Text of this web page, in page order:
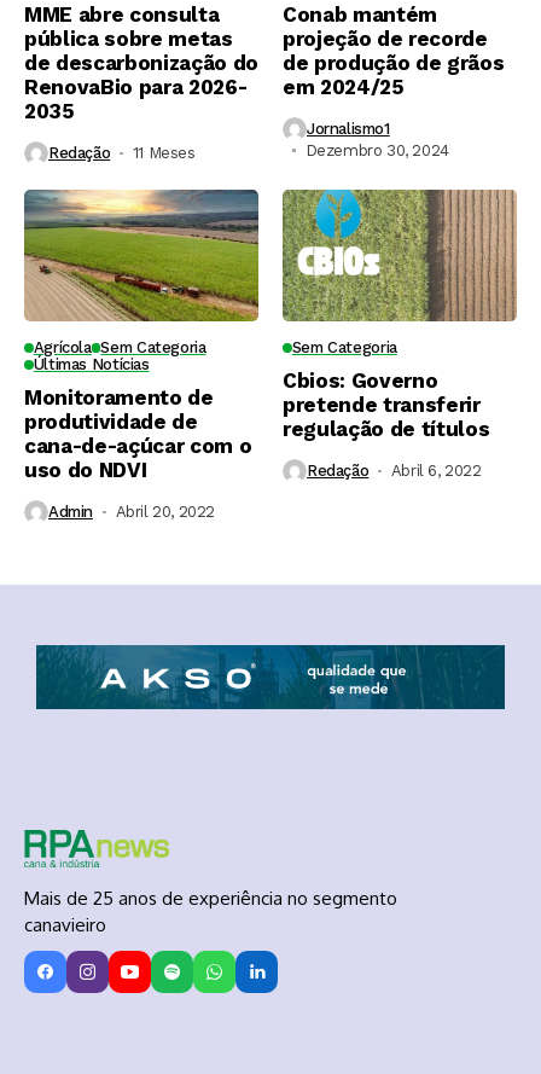
MME abre consulta
pública sobre metas
de descarbonização do
RenovaBio para 2026-
2035
Redação 11 Meses ⁮
Conab mantém
projeção de recorde
de produção de grãos
em 2024/25
Jornalismo1
Dezembro 30, 2024
Agrícola Sem Categoria
Últimas Notícias
Monitoramento de
produtividade de
cana-de-açúcar com o
uso do NDVI
Admin Abril 20, 2022
Sem Categoria
Cbios: Governo
pretende transferir
regulação de títulos
Redação Abril 6, 2022
Mais de 25 anos de experiência no segmento
canavieiro